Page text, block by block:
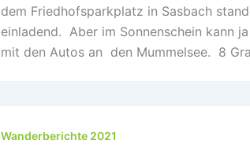
dem Friedhofsparkplatz in Sasbach
einladend. Aber im Sonnenschein kann
mit den Autos an den Mummelsee. 8
Wanderberichte 2021